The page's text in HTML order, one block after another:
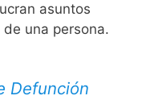
asuntos
una persona.
Defunción